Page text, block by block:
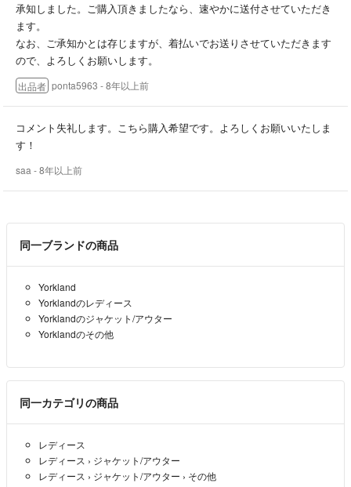
承知しました。ご購入頂きましたなら、速やかに送付させていただき
ます。
なお、ご承知かとは存じますが、着払いでお送りさせていただきます
ので、よろしくお願いします。
出品者 ponta5963 - 8年以上前
コメント失礼します。こちら購入希望です。よろしくお願いいたしま
す！
saa - 8年以上前
同一ブランドの商品
Yorkland
Yorklandのレディース
Yorklandのジャケット/アウター
Yorklandのその他
同一カテゴリの商品
レディース
レディース › ジャケット/アウター
レディース › ジャケット/アウター › その他